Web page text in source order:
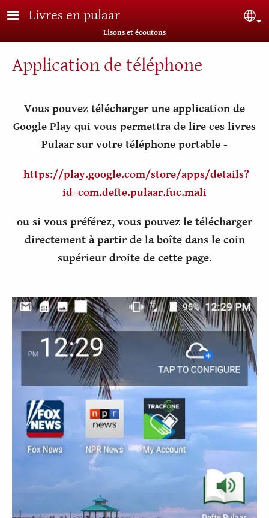
Aller au contenu principal
Livres en pulaar
Lisons et écoutons
Application de téléphone
Vous pouvez télécharger une application de
Google Play qui vous permettra de lire ces livres
Pulaar sur votre téléphone portable -
https://play.google.com/store/apps/details?
id=com.defte.pulaar.fuc.mali
ou si vous préférez, vous pouvez le télécharger
directement à partir de la boîte dans le coin
supérieur droite de cette page.